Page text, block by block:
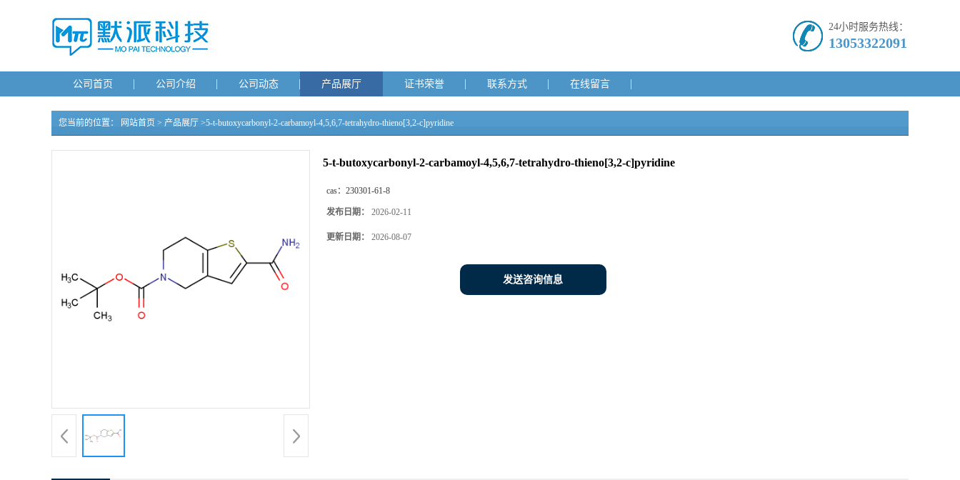
24小时服务热线：
13053322091
公司首页 公司介绍 公司动态 产品展厅 证书荣誉 联系方式 在线留言
您当前的位置： 网站首页 > 产品展厅 >5-t-butoxycarbonyl-2-carbamoyl-4,5,6,7-tetrahydro-thieno[3,2-c]pyridine
5-t-butoxycarbonyl-2-carbamoyl-4,5,6,7-tetrahydro-thieno[3,2-c]pyridine
cas： 230301-61-8
发布日期： 2026-02-11
更新日期： 2026-08-07
发送咨询信息